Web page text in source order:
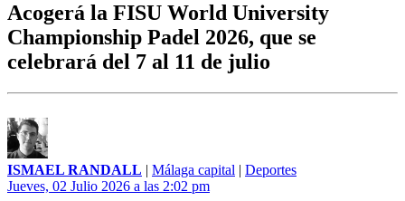
Acogerá la FISU World University
Championship Padel 2026, que se
celebrará del 7 al 11 de julio
ISMAEL RANDALL | Málaga capital | Deportes
Jueves, 02 Julio 2026 a las 2:02 pm